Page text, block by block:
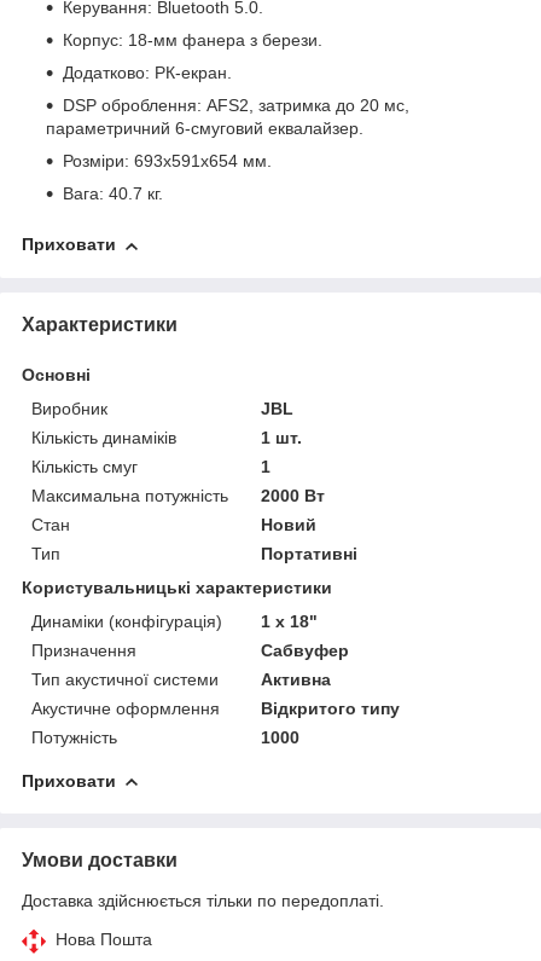
Керування: Bluetooth 5.0.
Корпус: 18-мм фанера з берези.
Додатково: РК-екран.
DSP оброблення: AFS2, затримка до 20 мс,
параметричний 6-смуговий еквалайзер.
Розміри: 693x591x654 мм.
Вага: 40.7 кг.
Приховати
Характеристики
Основні
Виробник
JBL
Кількість динаміків
1 шт.
Кількість смуг
1
Максимальна потужність
2000 Вт
Стан
Новий
Тип
Портативні
Користувальницькі характеристики
Динаміки (конфігурація)
1 x 18"
Призначення
Сабвуфер
Тип акустичної системи
Активна
Акустичне оформлення
Відкритого типу
Потужність
1000
Приховати
Умови доставки
Доставка здійснюється тільки по передоплаті.
Нова Пошта